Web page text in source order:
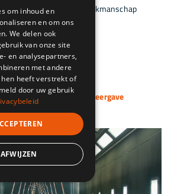
zien hoe innovatie en vakmanschap
en technieken.
voor volledige weergave
om inhoud en
en om ons
We delen ook
van onze site
en analysepartners,
met andere
heeft verstrekt of
door uw gebruik